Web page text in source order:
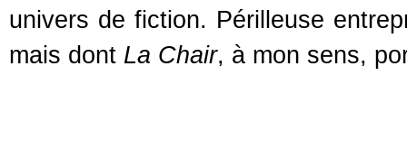
univers de fiction. Périlleuse
mais dont La Chair, à mon sens,